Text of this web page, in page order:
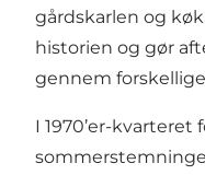
gårdskarlen og
historien og gør
gennem
I 1970’er-